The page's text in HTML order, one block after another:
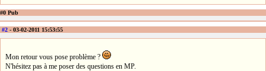
#0 Pub
#2 - 03-02-2011 15:53:55
Mon retour vous pose problème ?
N'hésitez pas à me poser des questions en MP.